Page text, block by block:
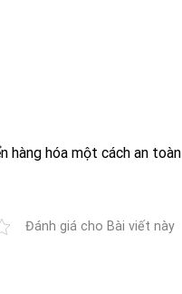
hàng hóa một cách an toàn
Đánh giá cho Bài viết này